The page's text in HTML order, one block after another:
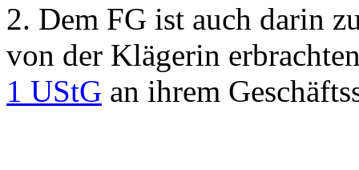
2. Dem FG ist auch darin
von der Klägerin
1 UStG an ihrem